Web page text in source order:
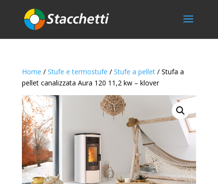
Home / Stufe e termostufe / Stufe a pellet/ Stufa a
pellet canalizzata Aura 120 11,2 kw – klover